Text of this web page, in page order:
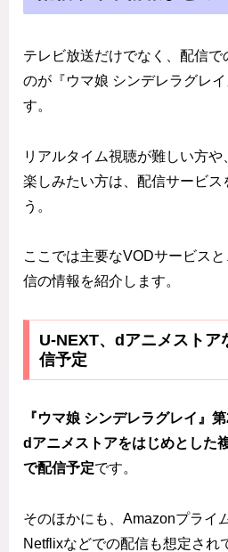
テレビ放送だけでなく、配信で
のが『ウマ娘 シンデレラグレ
す。
リアルタイム視聴が難しい方
楽しみたい方は、配信サービス
う。
ここでは主要なVODサービス
信の情報を紹介します。
U-NEXT、dアニメストア
信予定
『ウマ娘 シンデレラグレイ』
dアニメストアをはじめとした
で配信予定です。
そのほかにも、Amazonプライ
Netflixなどでの配信も想定され